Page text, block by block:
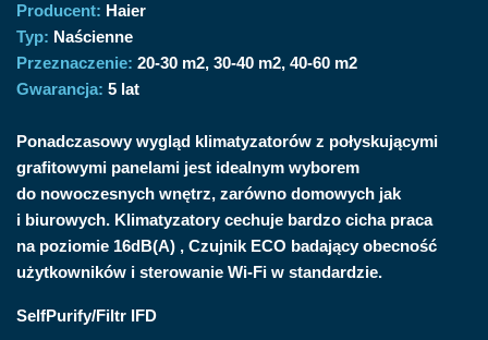
Producent: Haier
Typ: Naścienne
Przeznaczenie: 20-30 m2 30-40 m2 40-60 m2
Gwarancja: 5 lat
Ponadczasowy wygląd klimatyzatorów z połyskującymi
grafitowymi panelami jest idealnym wyborem
do nowoczesnych wnętrz, zarówno domowych jak
i biurowych. Klimatyzatory cechuje bardzo cicha praca
na poziomie 16dB(A) , Czujnik ECO badający obecność
użytkowników i sterowanie Wi-Fi w standardzie.
SelfPurify/Filtr IFD